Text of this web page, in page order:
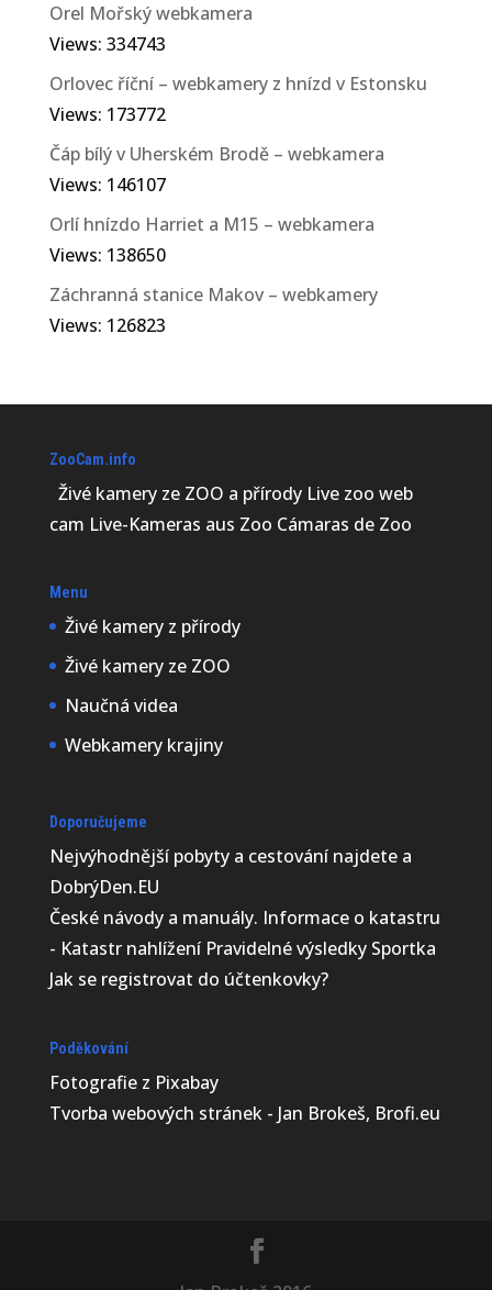
Orel Mořský webkamera
Views: 334743
Orlovec říční – webkamery z hnízd v Estonsku
Views: 173772
Čáp bílý v Uherském Brodě – webkamera
Views: 146107
Orlí hnízdo Harriet a M15 – webkamera
Views: 138650
Záchranná stanice Makov – webkamery
Views: 126823
ZooCam.info
Živé kamery ze ZOO a přírody Live zoo web
cam Live-Kameras aus Zoo Cámaras de Zoo
Menu
Živé kamery z přírody
Živé kamery ze ZOO
Naučná videa
Webkamery krajiny
Doporučujeme
Nejvýhodnější pobyty a cestování najdete a
DobrýDen.EU
České návodya manuály. Informace o katastru
- Katastr nahlíženíPravidelné výsledky Sportka
Jak se registrovat do účtenkovky?
Poděkování
Fotografie z Pixabay
Tvorba webových stránek - Jan Brokeš, Brofi.eu